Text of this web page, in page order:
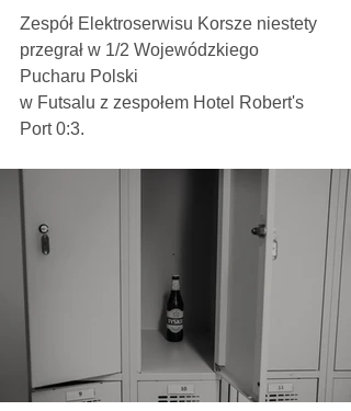
Zespół Elektroserwisu Korsze niestety
przegrał w 1/2 Wojewódzkiego
Pucharu Polski
w Futsalu z zespołem Hotel Robert's
Port 0:3.